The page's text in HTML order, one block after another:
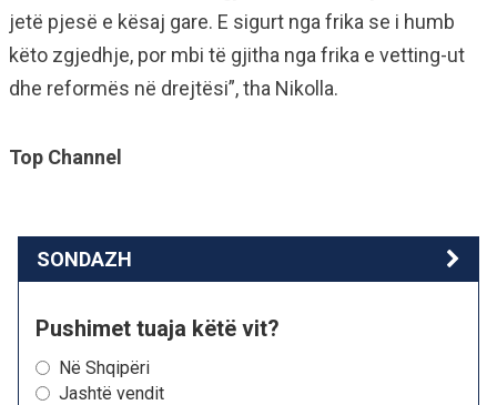
jetë pjesë e kësaj gare. E sigurt nga frika se i humb
këto zgjedhje, por mbi të gjitha nga frika e vetting-ut
dhe reformës në drejtësi”, tha Nikolla.
Top Channel
SONDAZH
Pushimet tuaja këtë vit?
Në Shqipëri
Jashtë vendit